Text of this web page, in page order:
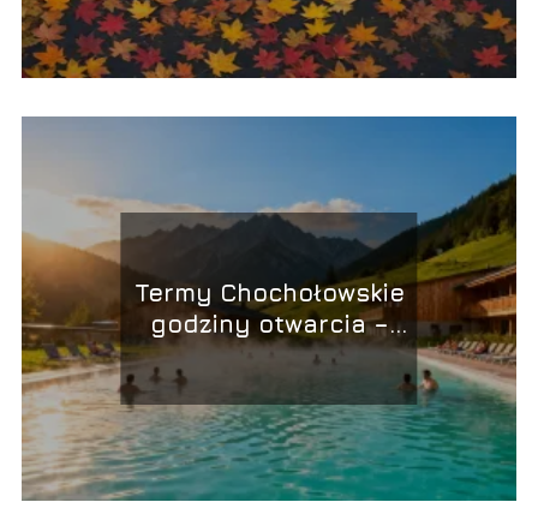
Termy Chochołowskie
godziny otwarcia –
kiedy są czynne?